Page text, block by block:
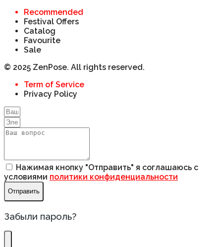
Recommended
Festival Offers
Catalog
Favourite
Sale
© 2025 ZenPose. All rights reserved.
Term of Service
Privacy Policy
Нажимая кнопку "Отправить" я соглашаюсь с
условиями политики конфиденциальности
Отправить
Забыли пароль?